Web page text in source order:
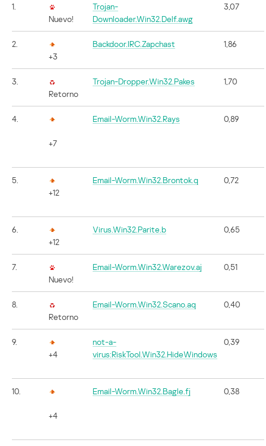
1.
Nuevo!
Trojan-
Downloader.Win32.Delf.awg
3,07
2.
+3
Backdoor.IRC.Zapchast 1,86
3.
Retorno
Trojan-Dropper.Win32.Pakes 1,70
4.
+7
Email-Worm.Win32.Rays 0,89
5.
+12
Email-Worm.Win32.Brontok.q 0,72
6.
+12
Virus.Win32.Parite.b 0,65
7.
Nuevo!
Email-Worm.Win32.Warezov.aj 0,51
8.
Retorno
Email-Worm.Win32.Scano.aq 0,40
9.
+4
not-a-
virus:RiskTool.Win32.HideWindows
0,39
10.
+4
Email-Worm.Win32.Bagle.fj 0,38